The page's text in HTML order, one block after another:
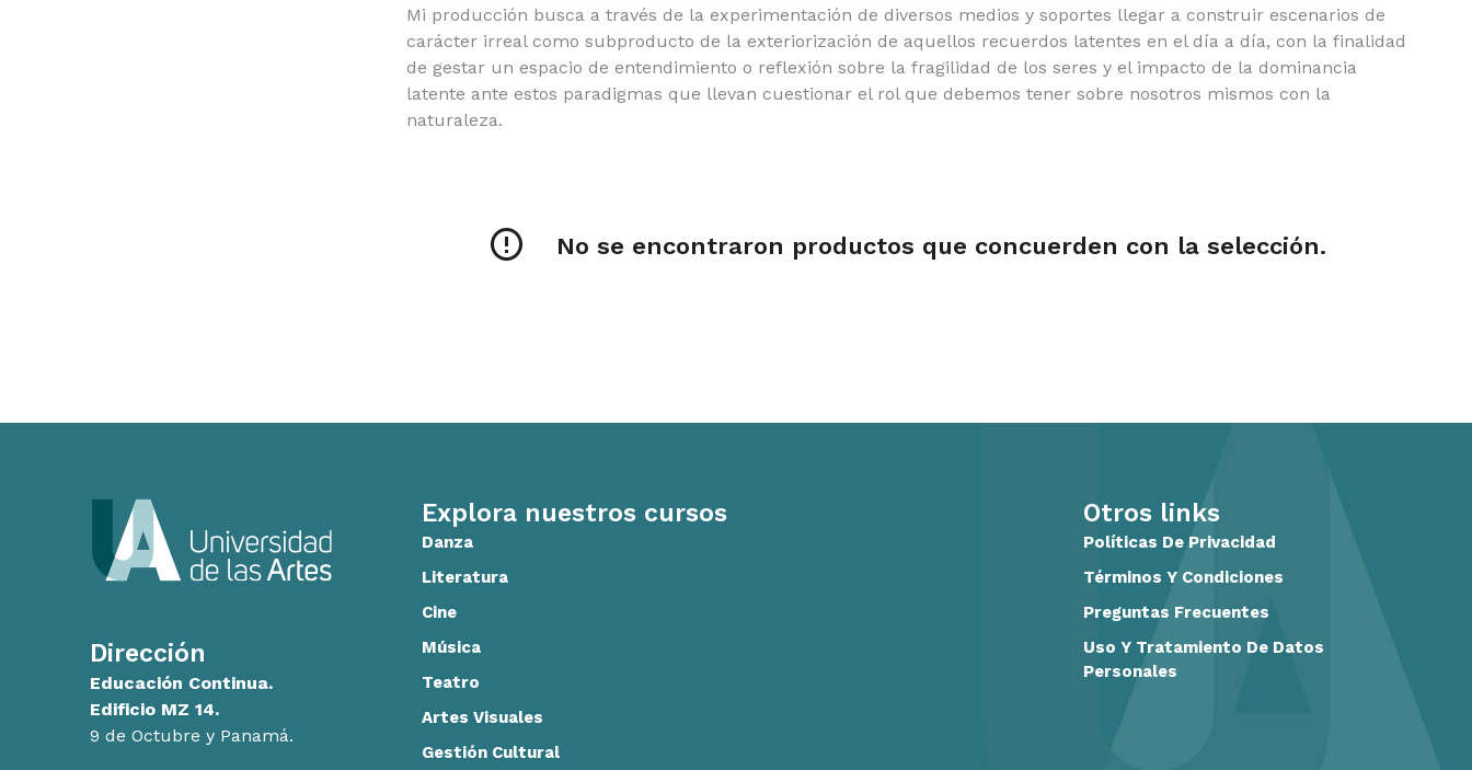
Mi producción busca a través de la experimentación de diversos medios y soportes llegar a construir escenarios de
carácter irreal como subproducto de la exteriorización de aquellos recuerdos latentes en el día a día, con la finalidad
de gestar un espacio de entendimiento o reflexión sobre la fragilidad de los seres y el impacto de la dominancia
latente ante estos paradigmas que llevan cuestionar el rol que debemos tener sobre nosotros mismos con la
naturaleza.
No se encontraron productos que concuerden con la selección.
Dirección
Educación Continua.
Edificio MZ 14.
9 de Octubre y Panamá.
Explora nuestros cursos
Danza
Literatura
Cine
Música
Teatro
Artes Visuales
Gestión Cultural
Otros links
Políticas De Privacidad
Términos Y Condiciones
Preguntas Frecuentes
Uso Y Tratamiento De Datos
Personales